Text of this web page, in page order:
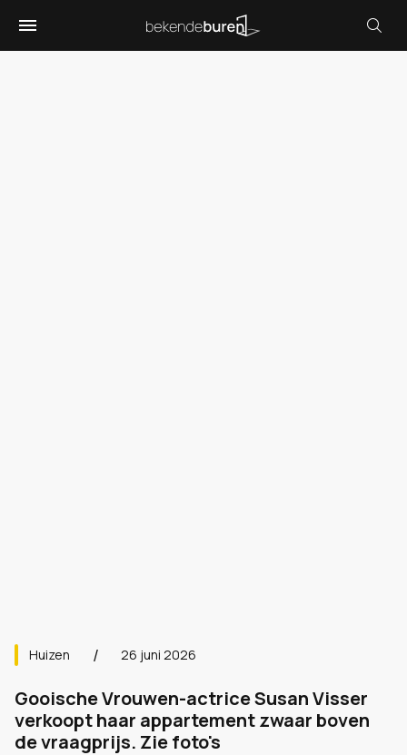
Huizen 26 juni 2026
Gooische Vrouwen-actrice Susan Visser
verkoopt haar appartement zwaar boven
de vraagprijs. Zie foto's